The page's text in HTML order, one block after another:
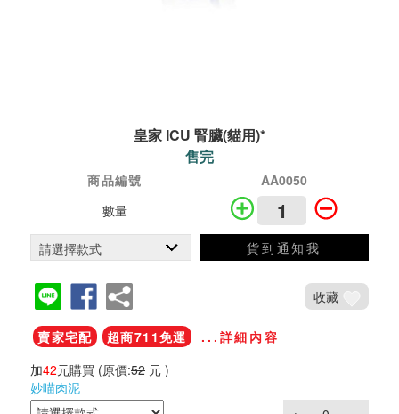
皇家 ICU 腎臟(貓用)*
售完
商品編號
AA0050
數量
貨到通知我
收藏
賣家宅配 超商711免運
...詳細內容
加42元購買 (原價:52 元 )
妙喵肉泥